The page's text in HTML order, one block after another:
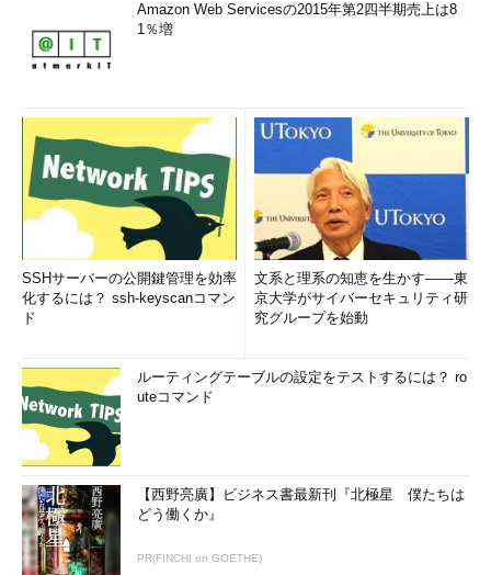
Amazon Web Servicesの2015年第2四半期売上は8
1％増
SSHサーバーの公開鍵管理を効率
化するには？ ssh-keyscanコマン
ド
文系と理系の知恵を生かす――東
京大学がサイバーセキュリティ研
究グループを始動
ルーティングテーブルの設定をテストするには？ ro
uteコマンド
【西野亮廣】ビジネス書最新刊『北極星 僕たちは
どう働くか』
PR(FINCHI on GOETHE)